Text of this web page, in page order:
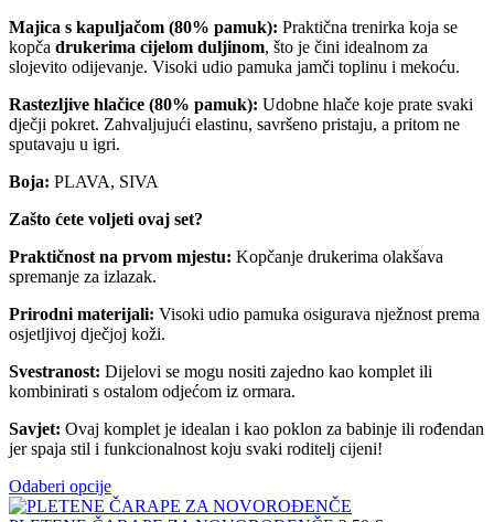
Majica s kapuljačom (80% pamuk): Praktična trenirka koja se
kopča drukerima cijelom duljinom, što je čini idealnom za
slojevito odijevanje. Visoki udio pamuka jamči toplinu i mekoću.
Rastezljive hlačice (80% pamuk): Udobne hlače koje prate svaki
dječji pokret. Zahvaljujući elastinu, savršeno pristaju, a pritom ne
sputavaju u igri.
Boja: PLAVA, SIVA
Zašto ćete voljeti ovaj set?
Praktičnost na prvom mjestu: Kopčanje drukerima olakšava
spremanje za izlazak.
Prirodni materijali: Visoki udio pamuka osigurava nježnost prema
osjetljivoj dječjoj koži.
Svestranost: Dijelovi se mogu nositi zajedno kao komplet ili
kombinirati s ostalom odjećom iz ormara.
Savjet: Ovaj komplet je idealan i kao poklon za babinje ili rođendan
jer spaja stil i funkcionalnost koju svaki roditelj cijeni!
Odaberi opcije